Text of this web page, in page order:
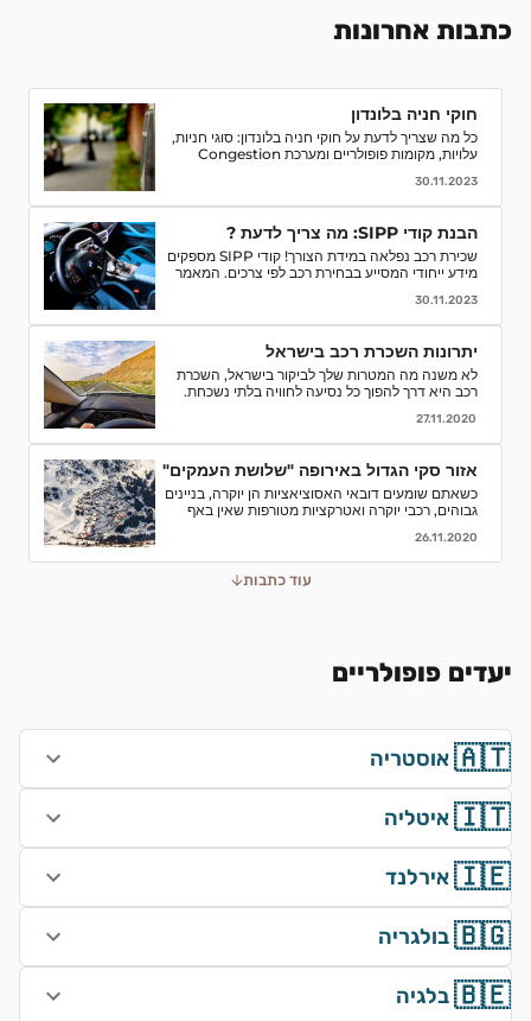
כתבות אחרונות
חוקי חניה בלונדון
כל מה שצריך לדעת על חוקי חניה בלונדון: סוגי חניות,
עלויות, מקומות פופולריים ומערכת Congestion
30.11.2023
הבנת קודי SIPP: מה צריך לדעת ?
שכירת רכב נפלאה במידת הצורך! קודי SIPP מספקים
מידע ייחודי המסייע בבחירת רכב לפי צרכים. המאמר
רכב. קבלו המלצות והסברים לאור הבנה מדויקת של
המאפיינים והמפרטים של רכבי השכרה ותהנו מחוויה
30.11.2023
יתרונות השכרת רכב בישראל
לא משנה מה המטרות שלך לביקור בישראל, השכרת
רכב היא דרך להפוך כל נסיעה לחוויה בלתי נשכחת.
הציבורית ולבחור השכרת רכב
27.11.2020
אזור סקי הגדול באירופה "שלושת העמקים"
כשאתם שומעים דובאי האסוציאציות הן יוקרה, בניינים
גבוהים, רכבי יוקרה ואטרקציות מטורפות שאין באף
כלל מפגישות.
26.11.2020
עוד כתבות
יעדים פופולריים
🇦🇹אוסטריה
🇮🇹איטליה
🇮🇪אירלנד
🇧🇬בולגריה
🇧🇪בלגיה